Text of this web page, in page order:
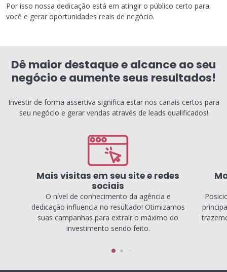
Por isso nossa dedicação está em atingir o público certo para
você e gerar oportunidades reais de negócio.
Dê maior destaque e alcance ao seu
negócio e aumente seus resultados!
Investir de forma assertiva significa estar nos canais certos para
seu negócio e gerar vendas através de leads qualificados!
Mais visitas em seu site e redes
sociais
O nível de conhecimento da agência e
dedicação influencia no resultado! Otimizamos
suas campanhas para extrair o máximo do
investimento sendo feito.